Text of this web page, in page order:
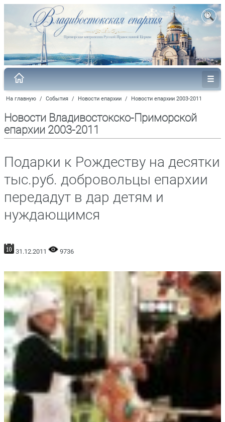
На главную / События / Новости епархии / Новости епархии 2003-2011
Новости Владивостокско-Приморской
епархии 2003-2011
Подарки к Рождеству на десятки
тыс.руб. добровольцы епархии
передадут в дар детям и
нуждающимся
31.12.2011 9736